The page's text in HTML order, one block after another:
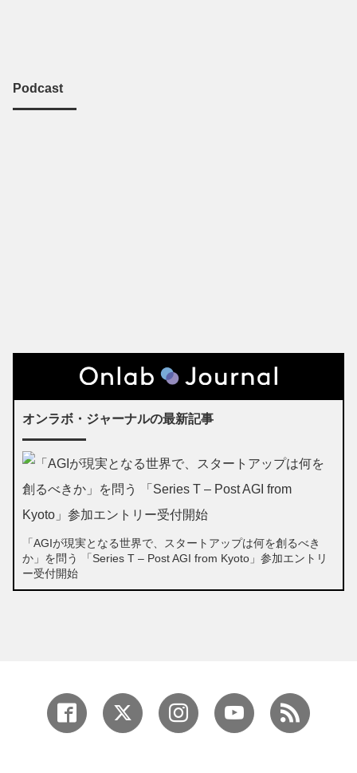
Podcast
オンラボ・ジャーナルの最新記事
「AGIが現実となる世界で、スタートアップは何を創るべき
か」を問う 「Series T – Post AGI from Kyoto」参加エントリ
ー受付開始